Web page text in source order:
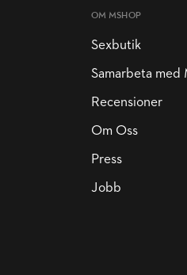
OM MSHOP
Sexbutik
Samarbeta med
Recensioner
Om Oss
Press
Jobb